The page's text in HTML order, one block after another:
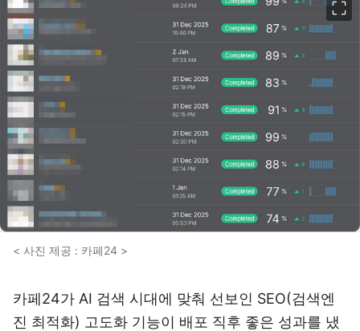
< 사진 제공 : 카페24 >
카페24가 AI 검색 시대에 맞춰 선보인 SEO(검색엔
진 최적화) 고도화 기능이 배포 직후 좋은 성과를 냈